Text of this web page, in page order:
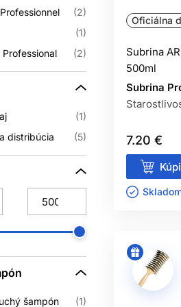
Pri jemných vlasoch začnite
môže
používať pri každom
Dodržte odporúčaný čas
OLEJ
na vlasy sa najčastejšie používa
Nehydratuje vlas tým, že by
Začnite jednou až niekoľkými
2
1
Professional
2
1
distribúcia
5
šampón 1
Oficiálna
Subrina
500ml
Subrina
7.20 €
Skladom